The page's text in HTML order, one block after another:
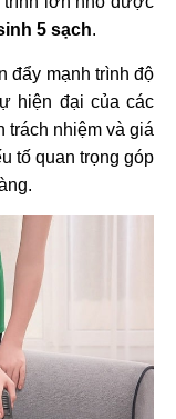
5 sạch.
đẩy mạnh trình độ
hiện đại của các
trách nhiệm và giá
tố quan trọng góp